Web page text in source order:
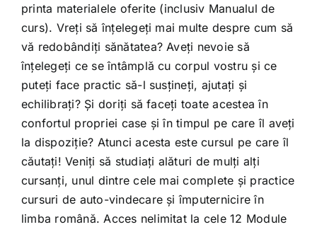
printa materialele oferite (inclusiv Manualul de
curs). Vreți să înțelegeți mai multe despre cum să
vă redobândiți sănătatea? Aveți nevoie să
înțelegeți ce se întâmplă cu corpul vostru și ce
puteți face practic să-l susțineți, ajutați și
echilibrați? Și doriți să faceți toate acestea în
confortul propriei case și în timpul pe care îl aveți
la dispoziție? Atunci acesta este cursul pe care îl
căutați! Veniți să studiați alături de mulți alți
cursanți, unul dintre cele mai complete și practice
cursuri de auto-vindecare și împuternicire în
limba română. Acces nelimitat la cele 12 Module